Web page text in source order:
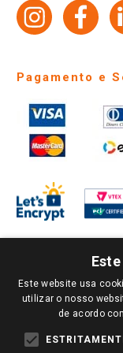
Identidade Visual
Pagamento e
PARA VER OS PREÇOS
SUA PREFERÊNCIA.
TODOS OS PREÇOS E
PARA COMPRAS
Este website usa
utilizar o nosso
de acordo